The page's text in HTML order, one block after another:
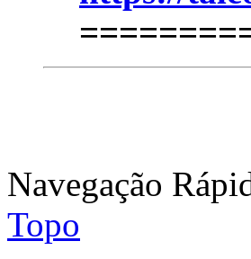
Navegação
Topo